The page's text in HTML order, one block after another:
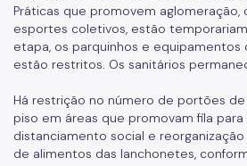
Práticas que promovem
esportes coletivos, estão
etapa, os parquinhos e
estão restritos. Os sanitários
Há restrição no número de portões de
piso em áreas que promovam fila
distanciamento social e
de alimentos das lanchonetes,